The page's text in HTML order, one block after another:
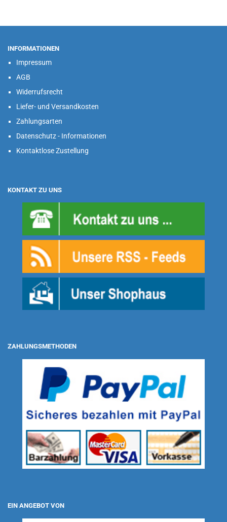
INFORMATIONEN
Impressum
AGB
Widerrufsrecht
Liefer- und Versandkosten
Zahlungsarten
Datenschutz - Informationen
Kontaktlose Zustellung
KONTAKT ZU UNS
ZAHLUNGSMETHODEN
EIN ANGEBOT VON